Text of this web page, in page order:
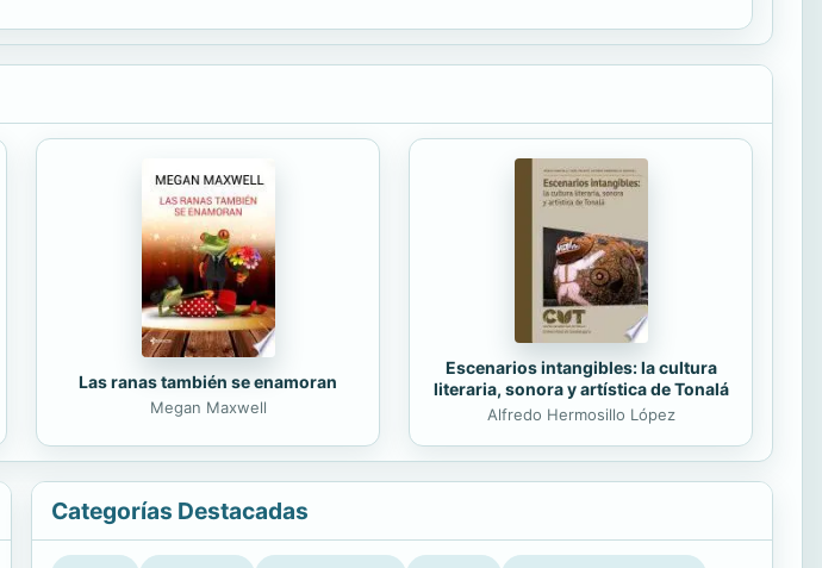
Las ranas también se enamoran
Megan Maxwell
Escenarios intangibles: la cultura
literaria, sonora y artística de Tonalá
Alfredo Hermosillo López
Categorías Destacadas